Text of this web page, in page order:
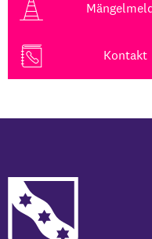
Kontakt